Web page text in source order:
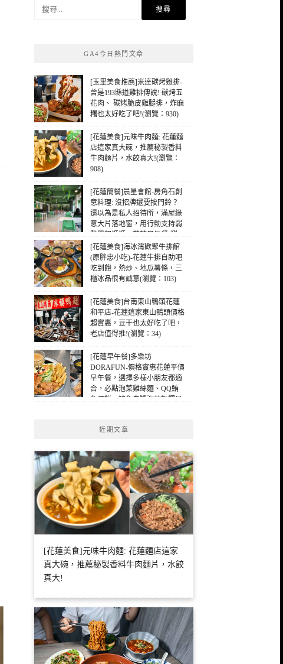
GA4今日熱門文章
[玉里美食推薦]米達碳烤雞排-
曾是193縣道雞排傳說! 碳烤五
花肉、 碳烤脆皮雞腿排，炸麻
糬也太好吃了吧!(瀏覽：930)
[花蓮美食]元味牛肉麵: 花蓮麵
店這家真大碗，推薦秘製香料
牛肉麵片，水餃真大!(瀏覽：
908)
[花蓮簡餐]晨星會館-房角石創
意料理: 沒招牌還要按門鈴？
還以為是私人招待所，滿屋綠
意大片落地窗，用行動支持弱
勢單親媽媽，花蓮早午餐(瀏
覽：242)
[花蓮美食]海冰灣歡聚牛排館
(原胖忠小吃)-花蓮牛排自助吧
吃到飽，熱炒、地瓜薯條，三
櫃冰品很有誠意(瀏覽：103)
[花蓮美食]台南東山鴨頭花蓮
和平店-花蓮這家東山鴨頭價格
超實惠，豆干也太好吃了吧，
老店值得推!(瀏覽：34)
[花蓮早午餐]多樂坊
DORAFUN-價格實惠花蓮平價
早午餐，選擇多樣小朋友都適
合，必點泡菜雞絲麵、QQ鮪
魚蛋餅，鮪魚白醬海苔飯糰早
近期文章
[花蓮美食]元味牛肉麵: 花蓮麵店這家
真大碗，推薦秘製香料牛肉麵片，水餃
真大!